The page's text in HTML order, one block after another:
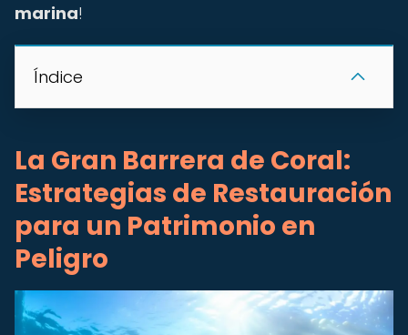
marina!
Índice
La Gran Barrera de Coral:
Estrategias de Restauración
para un Patrimonio en
Peligro